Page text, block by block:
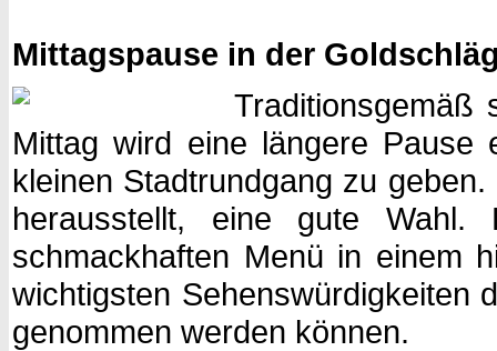
Mittagspause in der
Traditionsgemäß
Mittag wird eine längere
kleinen Stadtrundgang zu
herausstellt, eine gute
schmackhaften Menü in einem
wichtigsten Sehenswürdigkeiten
genommen werden können.